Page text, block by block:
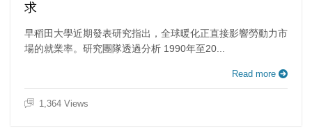
求
早稻田大學近期發表研究指出，全球暖化正直接影響勞動力市
場的就業率。研究團隊透過分析 1990年至20...
Read more
1,364 Views